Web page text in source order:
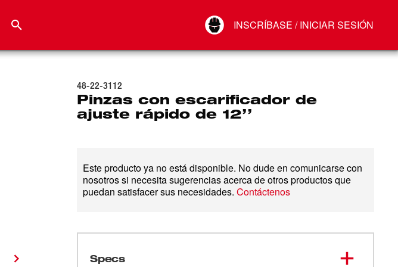
INSCRÍBASE / INICIAR SESIÓN
Conectar
48-22-3112
Pinzas con escarificador de
ajuste rápido de 12’’
Este producto ya no está disponible. No dude en comunicarse con
nosotros si necesita sugerencias acerca de otros productos que
puedan satisfacer sus necesidades.Contáctenos
Specs